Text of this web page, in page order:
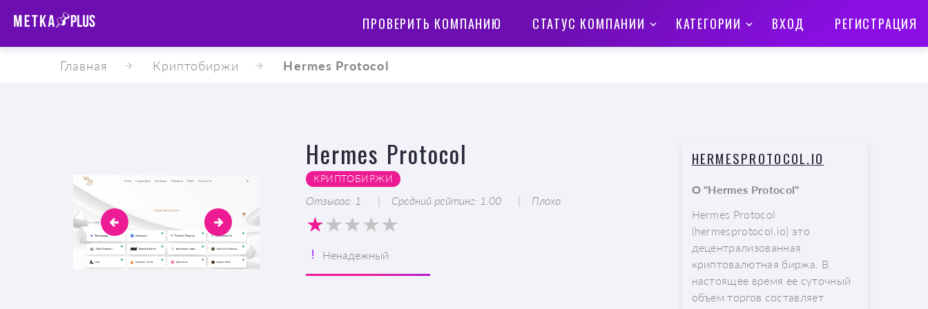
ПРОВЕРИТЬ КОМПАНИЮ СТАТУС КОМПАНИИ КАТЕГОРИИ ВХОД РЕГИСТРАЦИЯ
Главная Криптобиржи Hermes Protocol
Hermes Protocol
КРИПТОБИРЖИ
Отзывов: 1 Средний рейтинг: 1.00 Плохо
Ненадежный
HERMESPROTOCOL.IO
О "Hermes Protocol"
Hermes Protocol
(hermesprotocol.io) это
децентрализованная
криптовалютная биржа. В
настоящее время ее суточный
объем торгов составляет